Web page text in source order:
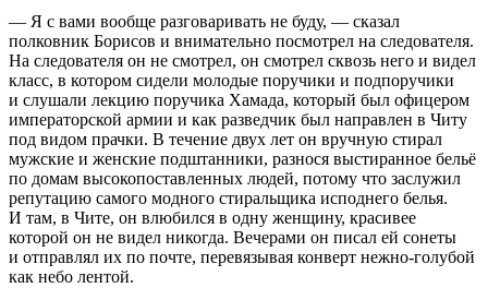
— Я с вами вообще разговаривать не буду, — сказал
полковник Борисов и внимательно посмотрел на следователя.
На следователя он не смотрел, он смотрел сквозь него и видел
класс, в котором сидели молодые поручики и подпоручики
и слушали лекцию поручика Хамада, который был офицером
императорской армии и как разведчик был направлен в Читу
под видом прачки. В течение двух лет он вручную стирал
мужские и женские подштанники, разнося выстиранное бельё
по домам высокопоставленных людей, потому что заслужил
репутацию самого модного стиральщика исподнего белья.
И там, в Чите, он влюбился в одну женщину, красивее
которой он не видел никогда. Вечерами он писал ей сонеты
и отправлял их по почте, перевязывая конверт нежно-голубой
как небо лентой.